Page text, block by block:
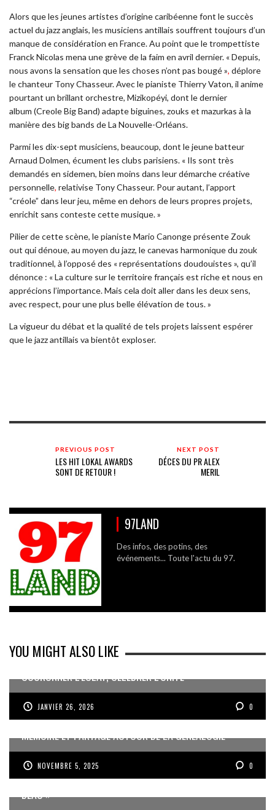
Alors que les jeunes artistes d’origine caribéenne font le succès
actuel du jazz anglais, les musiciens antillais souffrent toujours d’un
manque de considération en France. Au point que le trompettiste
Franck Nicolas mena une grève de la faim en avril dernier. « Depuis,
nous avons la sensation que les choses n’ont pas bougé », déplore
le chanteur Tony Chasseur. Avec le pianiste Thierry Vaton, il anime
pourtant un brillant orchestre, Mizikopéyi, dont le dernier
album (Creole Big Band) adapte biguines, zouks et mazurkas à la
manière des big bands de La Nouvelle-Orléans.
Parmi les dix-sept musiciens, beaucoup, dont le jeune batteur
Arnaud Dolmen, écument les clubs parisiens. « Ils sont très
demandés en sidemen, bien moins dans leur démarche créative
personnelle, relativise Tony Chasseur. Pour autant, l’apport
“créole” dans leur jeu, même en dehors de leurs propres projets,
enrichit sans conteste cette musique. »
Pilier de cette scène, le pianiste Mario Canonge présente Zouk
out qui dénoue, au moyen du jazz, le canevas harmonique du zouk
traditionnel, à l’opposé des « représentations doudouistes », qu’il
dénonce : « La culture sur le territoire français est riche et nous en
apprécions l’importance. Mais cela doit aller dans les deux sens,
avec respect, pour une plus belle élévation de tous. »
La vigueur du débat et la qualité de tels projets laissent espérer
que le jazz antillais va bientôt exploser.
PREVIOUS POST
LES HIT LOKAL AWARDS
SONT DE RETOUR !
NEXT POST
DÉCES DU PR ALEX
MERIL
97LAND
Des infos, des potins, des
événements... Toute l'actu du 97.
YOU MIGHT ALSO LIKE
COURONNER L’ÉCLAT, CÉLÉBRER L’UNITÉ
JANVIER 26, 2026 0
MÉMOIRE ET PARTAGE AUTOUR DE LA GÉNÉALOGIE
NOVEMBRE 5, 2025 0
JEAN-PIERRE VOLET : « L’OBJECTIF EST DE PRODUIRE DU
BEAU »